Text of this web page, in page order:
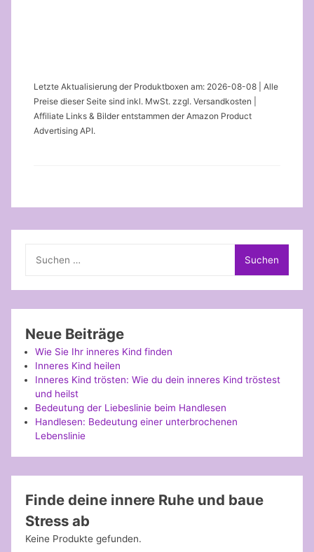
Letzte Aktualisierung der Produktboxen am: 2026-08-08 | Alle
Preise dieser Seite sind inkl. MwSt. zzgl. Versandkosten |
Affiliate Links & Bilder entstammen der Amazon Product
Advertising API.
nach:
Neue Beiträge
Wie Sie Ihr inneres Kind finden
Inneres Kind heilen
Inneres Kind trösten: Wie du dein inneres Kind tröstest
und heilst
Bedeutung der Liebeslinie beim Handlesen
Handlesen: Bedeutung einer unterbrochenen
Lebenslinie
Finde deine innere Ruhe und baue
Stress ab
Keine Produkte gefunden.